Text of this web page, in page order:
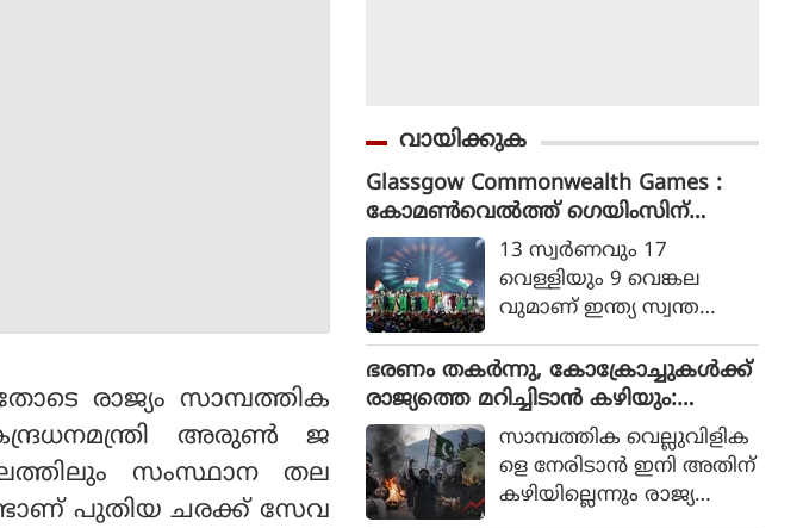
രാജ്യം സാമ്പത്തിക
അരുണ്‍ ജ
സംസ്ഥാന തല
പുതിയ ചരക്ക് സേവ
വായിക്കുക
Glassgow Commonwealth Games :
കോമൺവെൽത്ത് ഗെയിംസിന്
ഗ്ലാസ്ഗോയിൽ കൊടിയിറങ്ങി, മെഡ
ൽ നേട്ടത്തിൽ ഇന്ത്യ നാലാമത്
13 സ്വര്‍ണവും 17
വെള്ളിയും 9 വെങ്കല
വുമാണ് ഇന്ത്യ സ്വന്ത
ഭരണം തകര്‍ന്നു, കോക്രോച്ചുകള്‍ക്ക്
രാജ്യത്തെ മറിച്ചിടാന്‍ കഴിയും:
പാകിസ്ഥാന്‍ ആഭ്യന്തര മന്ത്രി
മൊഹ്സിന്‍ നഖ്വി
സാമ്പത്തിക വെല്ലുവിളിക
ളെ നേരിടാന്‍ ഇനി അതിന്
കഴിയില്ലെന്നും രാജ്യത്തെ